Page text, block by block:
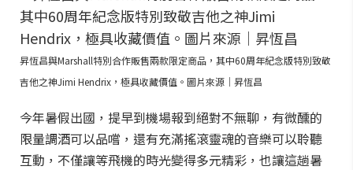
昇恆昌與Marshall特別合作販售兩款限定商品，其中60周年紀念版特別致敬
吉他之神Jimi Hendrix，極具收藏價值。圖片來源｜昇恆昌
今年暑假出國，提早到機場報到絕對不無聊，有微醺的
限量調酒可以品嚐，還有充滿搖滾靈魂的音樂可以聆聽
互動，不僅讓等飛機的時光變得多元精彩，也讓這趟暑